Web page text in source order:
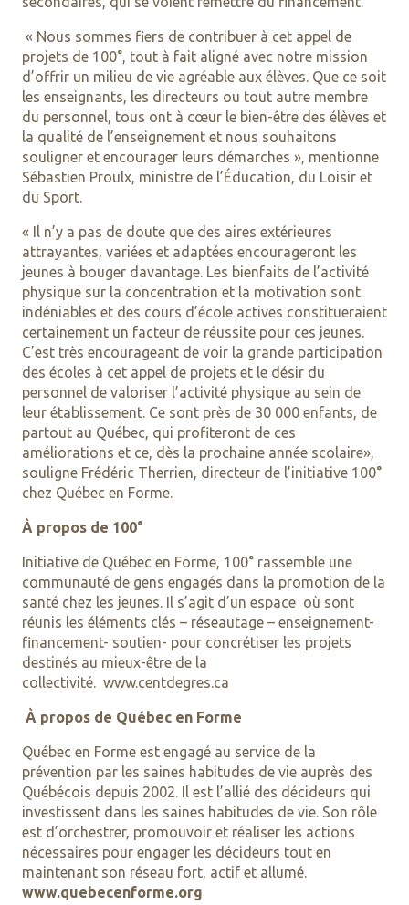
« Nous sommes fiers de contribuer à cet appel de
projets de 100°, tout à fait aligné avec notre mission
d’offrir un milieu de vie agréable aux élèves. Que ce soit
les enseignants, les directeurs ou tout autre membre
du personnel, tous ont à cœur le bien-être des élèves et
la qualité de l’enseignement et nous souhaitons
souligner et encourager leurs démarches », mentionne
Sébastien Proulx, ministre de l’Éducation, du Loisir et
du Sport.
« Il n’y a pas de doute que des aires extérieures
attrayantes, variées et adaptées encourageront les
jeunes à bouger davantage. Les bienfaits de l’activité
physique sur la concentration et la motivation sont
indéniables et des cours d’école actives constitueraient
certainement un facteur de réussite pour ces jeunes.
C’est très encourageant de voir la grande participation
des écoles à cet appel de projets et le désir du
personnel de valoriser l’activité physique au sein de
leur établissement. Ce sont près de 30 000 enfants, de
partout au Québec, qui profiteront de ces
améliorations et ce, dès la prochaine année scolaire»,
souligne Frédéric Therrien, directeur de l’initiative 100°
chez Québec en Forme.
À propos de 100°
Initiative de Québec en Forme, 100° rassemble une
communauté de gens engagés dans la promotion de la
santé chez les jeunes. Il s’agit d’un espace où sont
réunis les éléments clés – réseautage – enseignement-
financement- soutien- pour concrétiser les projets
destinés au mieux-être de la
collectivité. www.centdegres.ca
À propos de Québec en Forme
Québec en Forme est engagé au service de la
prévention par les saines habitudes de vie auprès des
Québécois depuis 2002. Il est l’allié des décideurs qui
investissent dans les saines habitudes de vie. Son rôle
est d’orchestrer, promouvoir et réaliser les actions
nécessaires pour engager les décideurs tout en
maintenant son réseau fort, actif et allumé.
www.quebecenforme.org